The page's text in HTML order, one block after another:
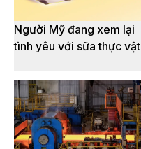
Người Mỹ đang xem lại
tình yêu với sữa thực vật